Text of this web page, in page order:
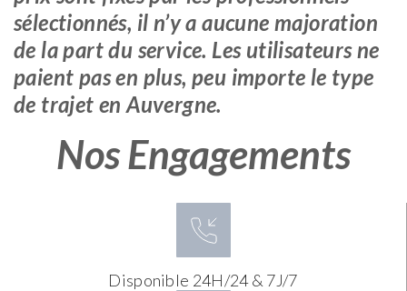
sélectionnés, il n’y a aucune majoration
de la part du service. Les utilisateurs ne
paient pas en plus, peu importe le type
de trajet en Auvergne.
Nos Engagements
Disponible 24H/24 & 7J/7